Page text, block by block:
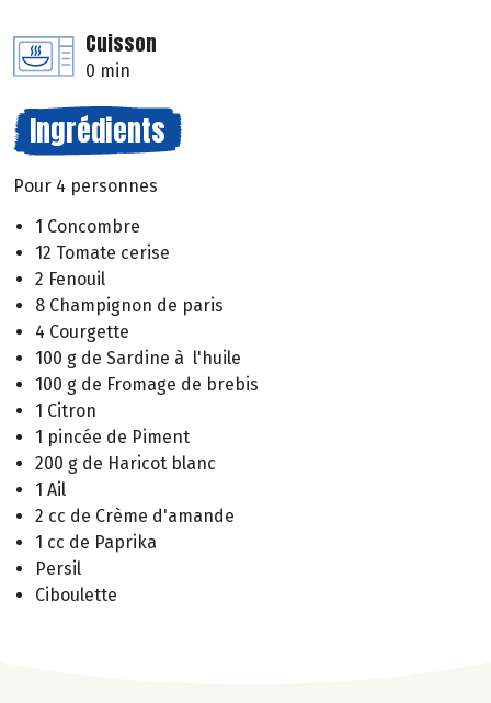
Cuisson
0 min
Ingrédients
Pour 4 personnes
1 Concombre
12 Tomate cerise
2 Fenouil
8 Champignon de paris
4 Courgette
100 g de Sardine à l'huile
100 g de Fromage de brebis
1 Citron
1 pincée de Piment
200 g de Haricot blanc
1 Ail
2 cc de Crème d'amande
1 cc de Paprika
Persil
Ciboulette